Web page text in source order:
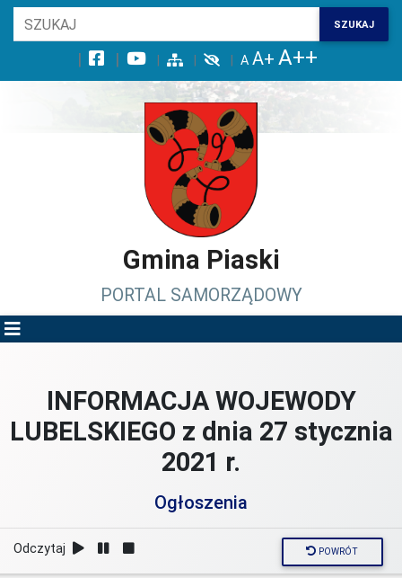
Wróć na początek strony
Przejdź do treści głównej
Przejdź do stopki
Przejdź do menu górnego
Przejdź do mapy serwisu
SZUKAJ
Gmina Piaski
PORTAL SAMORZĄDOWY
INFORMACJA WOJEWODY
LUBELSKIEGO z dnia 27 stycznia
2021 r.
Ogłoszenia
Odczytaj POWRÓT